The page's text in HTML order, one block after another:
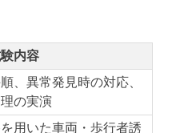
内容
、異常発見時の対応、
の実演
用いた車両・歩行者誘